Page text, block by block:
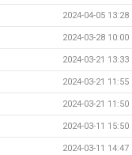
2024-04-05 13:28
2024-03-28 10:00
2024-03-21 13:33
2024-03-21 11:55
2024-03-21 11:50
2024-03-11 15:50
2024-03-11 14:47